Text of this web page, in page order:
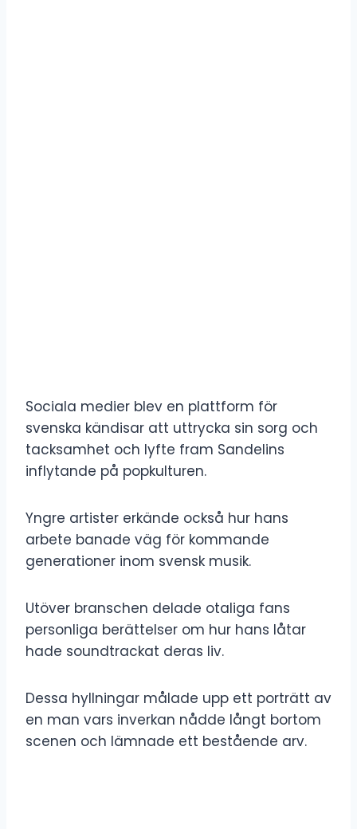
Sociala medier blev en plattform för
svenska kändisar att uttrycka sin sorg och
tacksamhet och lyfte fram Sandelins
inflytande på popkulturen.
Yngre artister erkände också hur hans
arbete banade väg för kommande
generationer inom svensk musik.
Utöver branschen delade otaliga fans
personliga berättelser om hur hans låtar
hade soundtrackat deras liv.
Dessa hyllningar målade upp ett porträtt av
en man vars inverkan nådde långt bortom
scenen och lämnade ett bestående arv.